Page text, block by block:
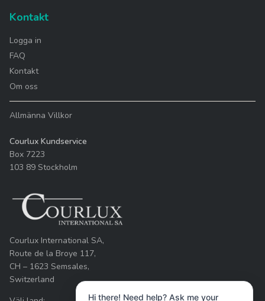
Kontakt
Logga in
FAQ
Kontakt
Om oss
Allmänna Villkor
Courlux Kundservice
Box 7223
103 89 Stockholm
Courlux International SA,
Route de la Broye 117,
CH – 1623 Semsales,
Switzerland
Hi there! Need help? Ask me your